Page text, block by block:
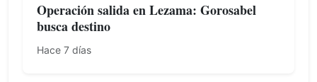
Operación salida en Lezama: Gorosabel
busca destino
Hace 7 días